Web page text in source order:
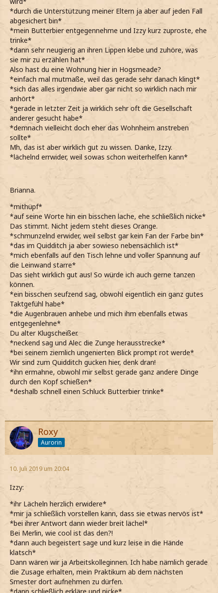
*durch die Unterstützung meiner Eltern ja aber auf jeden Fall
abgesichert bin*
*mein Butterbier entgegennehme und Izzy kurz zuproste, ehe
trinke*
*dann sehr neugierig an ihren Lippen klebe und zuhöre, was
sie mir zu erzählen hat*
Also hast du eine Wohnung hier in Hogsmeade?
*einfach mal mutmaße, weil das gerade sehr danach klingt*
*sich das alles irgendwie aber gar nicht so wirklich nach mir
anhört*
*gerade in letzter Zeit ja wirklich sehr oft die Gesellschaft
anderer gesucht habe*
*demnach vielleicht doch eher das Wohnheim anstreben
sollte*
Mh, das ist aber wirklich gut zu wissen. Danke, Izzy.
*lächelnd errwider, weil sowas schon weiterhelfen kann*
Brianna.
*mithüpf*
*auf seine Worte hin ein bisschen lache, ehe schließlich nicke*
Das stimmt. Nicht jedem steht dieses Orange.
*schmunzelnd erwider, weil selbst gar kein Fan der Farbe bin*
*das im Quidditch ja aber sowieso nebensächlich ist*
*mich ebenfalls auf den Tisch lehne und voller Spannung auf
die Leinwand starre*
Das sieht wirklich gut aus! So würde ich auch gerne tanzen
können.
*ein bisschen seufzend sag, obwohl eigentlich ein ganz gutes
Taktgefühl habe*
*die Augenbrauen anhebe und mich ihm ebenfalls etwas
entgegenlehne*
Du alter Klugscheißer.
*neckend sag und Alec die Zunge herausstrecke*
*bei seinem ziemlich ungenierten Blick prompt rot werde*
Wir sind zum Quidditch gucken hier, denk dran!
*ihn ermahne, obwohl mir selbst gerade ganz andere Dinge
durch den Kopf schießen*
*deshalb schnell einen Schluck Butterbier trinke*
Roxy
Aurorin
10. Juli 2019 um 20:04
Izzy:
*ihr Lächeln herzlich erwidere*
*mir ja schließlich vorstellen kann, dass sie etwas nervös ist*
*bei ihrer Antwort dann wieder breit lächel*
Bei Merlin, wie cool ist das den?!
*dann auch begeistert sage und kurz leise in die Hände
klatsch*
Dann wären wir ja Arbeitskolleginnen. Ich habe nämlich gerade
die Zusage erhalten, mein Praktikum ab dem nächsten
Smester dort aufnehmen zu dürfen.
*dann schließlich erkläre und nicke*